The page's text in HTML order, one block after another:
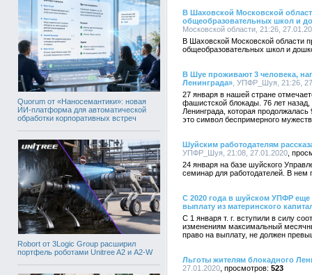
Quorum от «Наносемантики»: новая
ИИ-платформа для автоматической
обработки корпоративных встреч
Robort от 3Logic Group расширил
портфель роботами Unitree A2 и A2-W
В Шаховской Московской
общеобразовательных школ и
Московской области, 21:26,
В Шаховской Московской области
общеобразовательных школ и
В Шуе проживают 3 человека,
Ленинграда» , УПФР_Шуя, 21:26,
27 января в нашей стране
фашистской блокады. 76 лет
Ленинграда, которая
это символ беспримерного
Шуйским работодателям
УПФР_Шуя, 21:08, 27.01.2020
24 января на базе шуйского
семинар для работодателей. В нем
С 2020 года в шуйском УПФР
выплату из материнского
С 1 января т. г. вступили в силу
изменениям максимальный
право на выплату, не должен
Льготы жителям блокадного
27.01.2020
523